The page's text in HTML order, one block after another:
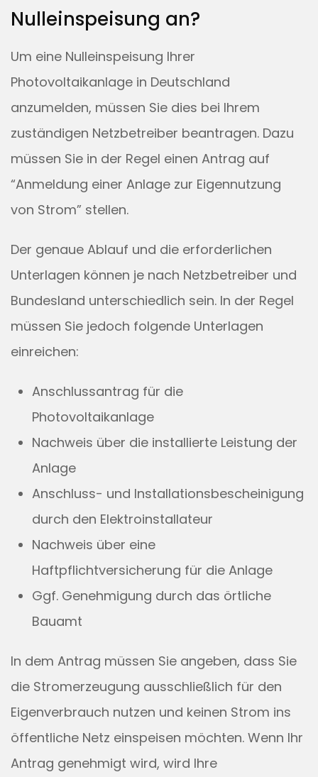
Nulleinspeisung an?
Um eine Nulleinspeisung Ihrer
Photovoltaikanlage in Deutschland
anzumelden, müssen Sie dies bei Ihrem
zuständigen Netzbetreiber beantragen. Dazu
müssen Sie in der Regel einen Antrag auf
“Anmeldung einer Anlage zur Eigennutzung
von Strom” stellen.
Der genaue Ablauf und die erforderlichen
Unterlagen können je nach Netzbetreiber und
Bundesland unterschiedlich sein. In der Regel
müssen Sie jedoch folgende Unterlagen
einreichen:
Anschlussantrag für die
Photovoltaikanlage
Nachweis über die installierte Leistung der
Anlage
Anschluss- und Installationsbescheinigung
durch den Elektroinstallateur
Nachweis über eine
Haftpflichtversicherung für die Anlage
Ggf. Genehmigung durch das örtliche
Bauamt
In dem Antrag müssen Sie angeben, dass Sie
die Stromerzeugung ausschließlich für den
Eigenverbrauch nutzen und keinen Strom ins
öffentliche Netz einspeisen möchten. Wenn Ihr
Antrag genehmigt wird, wird Ihre